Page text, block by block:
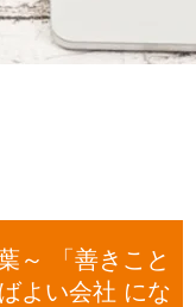
～ 「善きこと
よい会社 にな